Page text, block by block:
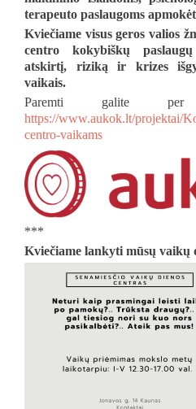
terapeuto paslaugoms
Kviečiame visus geros valios
centro kokybiškų
atskirtį, riziką ir krizes
vaikais.
Paremti galite per
https://www.aukok.lt/projektai/
centro-vaikams
***
Kviečiame lankyti mūsų vaikų